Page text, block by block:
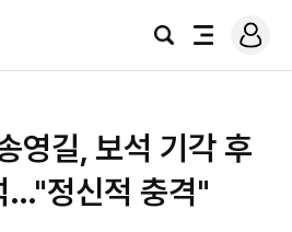
검
전
로
그
영길, 보석 기각 후
…"정신적 충격"